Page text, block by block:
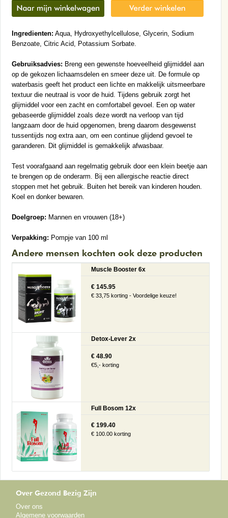
Ingredienten: Aqua, Hydroxyethylcellulose, Glycerin, Sodium
Benzoate, Citric Acid, Potassium Sorbate.
Gebruiksadvies: Breng een gewenste hoeveelheid glijmiddel aan
op de gekozen lichaamsdelen en smeer deze uit. De formule op
waterbasis geeft het product een lichte en makkelijk uitsmeerbare
textuur die neutraal is voor de huid. Tijdens gebruik zorgt het
glijmiddel voor een zacht en comfortabel gevoel. Een op water
gebaseerde glijmiddel zoals deze wordt na verloop van tijd
langzaam door de huid opgenomen, breng daarom desgewenst
tussentijds nog extra aan, om een continue glijdend gevoel te
garanderen. Dit glijmiddel is gemakkelijk afwasbaar.
Test voorafgaand aan regelmatig gebruik door een klein beetje aan
te brengen op de onderarm. Bij een allergische reactie direct
stoppen met het gebruik. Buiten het bereik van kinderen houden.
Koel en donker bewaren.
Doelgroep: Mannen en vrouwen (18+)
Verpakking: Pompje van 100 ml
Andere mensen kochten ook deze producten
Muscle Booster 6x
€ 145.95
€ 33,75 korting - Voordelige keuze!
Detox-Lever 2x
€ 48.90
€5,- korting
Full Bosom 12x
€ 199.40
€ 100.00 korting
Over Gezond Bezig Zijn
Over ons
Algemene voorwaarden